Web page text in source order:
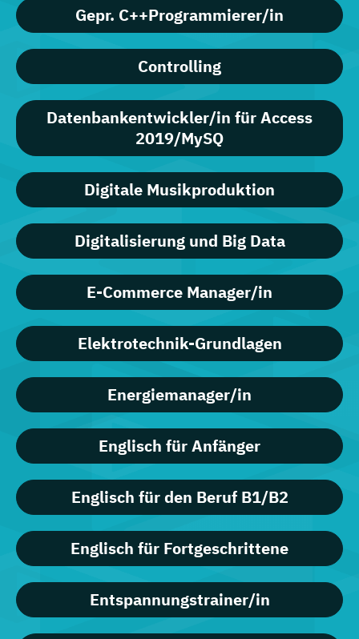
Gepr. C++Programmierer/in
Controlling
Datenbankentwickler/in für Access
2019/MySQ
Digitale Musikproduktion
Digitalisierung und Big Data
E-Commerce Manager/in
Elektrotechnik-Grundlagen
Energiemanager/in
Englisch für Anfänger
Englisch für den Beruf B1/B2
Englisch für Fortgeschrittene
Entspannungstrainer/in